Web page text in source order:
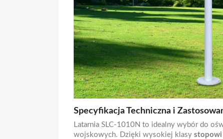
Specyfikacja Techniczna i
Latarnia SLC-1010N to idealny wybór do
wojskowych. Dzięki wysokiej klasy stopowi